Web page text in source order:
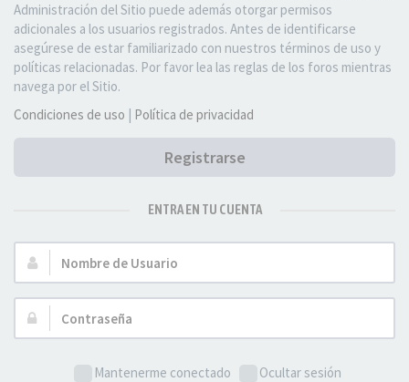
Administración del Sitio puede además otorgar permisos
adicionales a los usuarios registrados. Antes de identificarse
asegúrese de estar familiarizado con nuestros términos de uso y
políticas relacionadas. Por favor lea las reglas de los foros mientras
navega por el Sitio.
Condiciones de uso | Política de privacidad
Registrarse
ENTRA EN TU CUENTA
Nombre
de
Usuario:
Contraseña:
Mantenerme conectado Ocultar sesión